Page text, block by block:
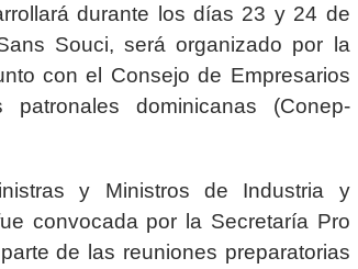
durante los días 23 y 24 de
Souci, será organizado por la
con el Consejo de Empresarios
dominicanas (Conep-
y Ministros de Industria y
convocada por la Secretaría Pro
de las reuniones preparatorias